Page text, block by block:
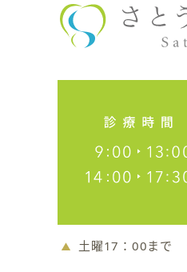
土曜17：00まで